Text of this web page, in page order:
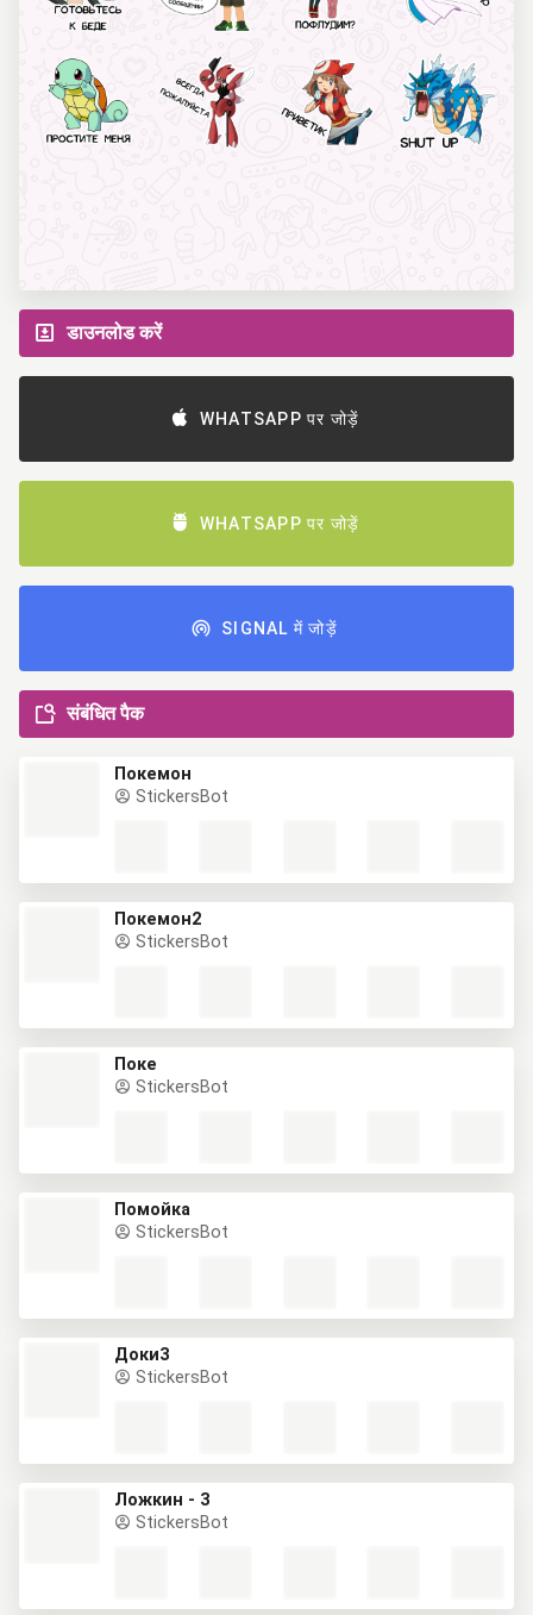
डाउनलोड करें
WHATSAPP पर जोड़ें
WHATSAPP पर जोड़ें
SIGNAL में जोड़ें
संबंधित पैक
Покемон
StickersBot
Покемон2
StickersBot
Поке
StickersBot
Помойка
StickersBot
Доки3
StickersBot
Ложкин - 3
StickersBot